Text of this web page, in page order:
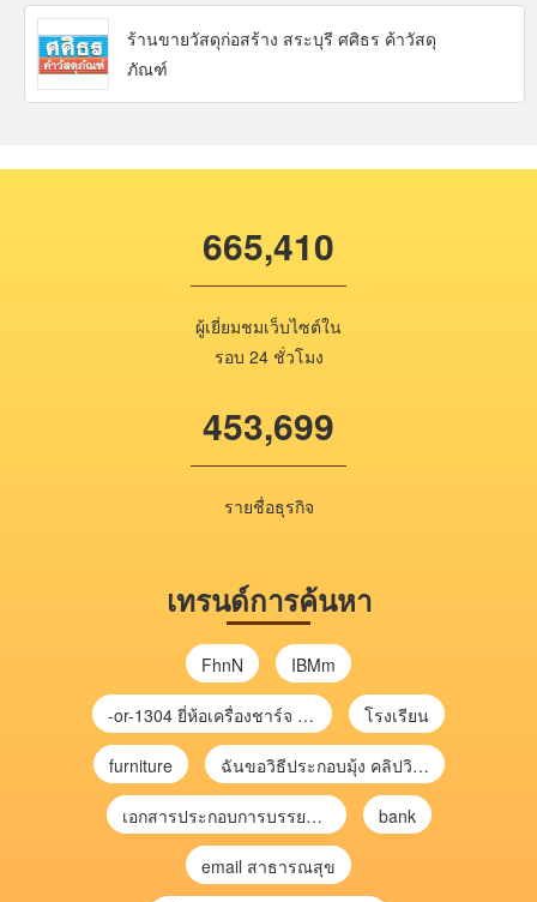
ร้านขายวัสดุก่อสร้าง สระบุรี ศศิธร ค้าวัสดุ
ภัณฑ์
665,410
ผู้เยี่ยมชมเว็บไซต์ใน
รอบ 24 ชั่วโมง
453,699
รายชื่อธุรกิจ
เทรนด์การค้นหา
FhnN IBMm
-or-1304 ยี่ห้อเครื่องชาร์จ chargecore โรงเรียน
furniture ฉันขอวิธีประกอบมุ้ง คลิปวิดีโอ การประกอบมุ้ง
เอกสารประกอบการบรรยาย การประเมินความเสี่ยงเพื่อวางแผนการตรวจสอบ \ bank
email สาธารณสุข